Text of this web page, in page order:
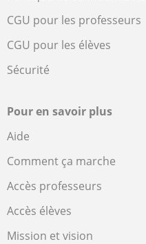
CGU pour les professeurs
CGU pour les élèves
Sécurité
Pour en savoir plus
Aide
Comment ça marche
Accès professeurs
Accès élèves
Mission et vision